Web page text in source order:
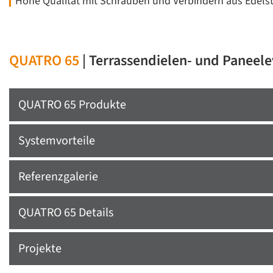
QUATRO 65 | Terrassendielen- und
QUATRO 65 Produkte
Systemvorteile
Referenzgalerie
QUATRO 65 Details
Projekte